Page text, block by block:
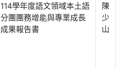
114學年度語文領域本土語
分團團務增能與專業成長
成果報告書
陳
少
山